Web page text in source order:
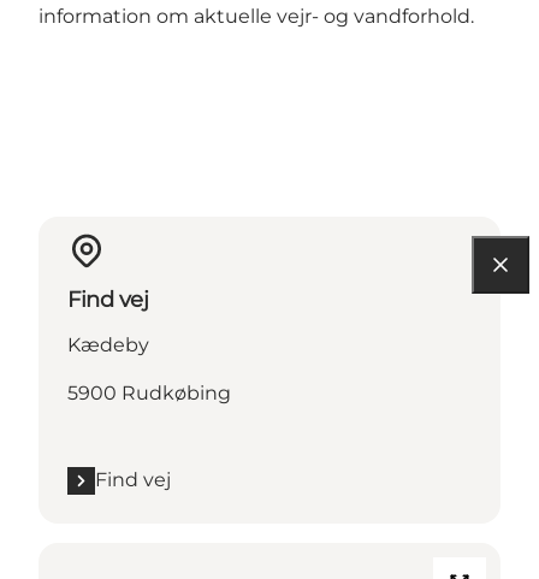
information om aktuelle vejr- og vandforhold.
Find vej
Kædeby
5900 Rudkøbing
Find vej